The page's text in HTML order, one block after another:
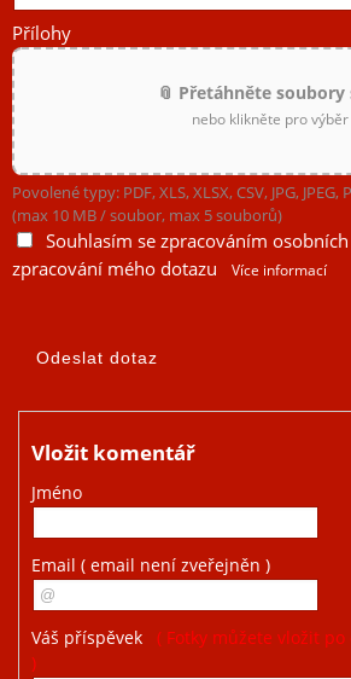
Přílohy
📎 Přetáhněte soubory
nebo klikněte pro výběr
Povolené typy: PDF, XLS, XLSX, CSV, JPG, JPEG,
(max 10 MB / soubor, max 5 souborů)
Souhlasím se zpracováním
zpracování mého dotazu
Více informací
Vložit komentář
Jméno
Email ( email není zveřejněn )
Váš příspěvek
( Fotky můžete vložit
)